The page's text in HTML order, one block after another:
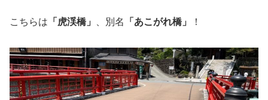
こちらは 「虎渓橋」 、別名 「あこがれ橋」 ！